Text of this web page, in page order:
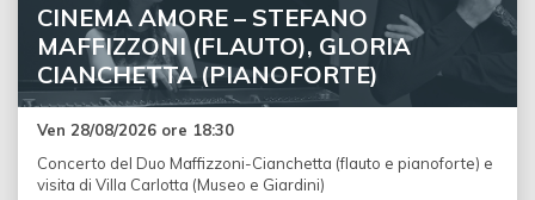
CINEMA AMORE – STEFANO
MAFFIZZONI (FLAUTO), GLORIA
CIANCHETTA (PIANOFORTE)
Ven 28/08/2026 ore 18:30
Concerto del Duo Maffizzoni-Cianchetta (flauto e pianoforte) e
visita di Villa Carlotta (Museo e Giardini)